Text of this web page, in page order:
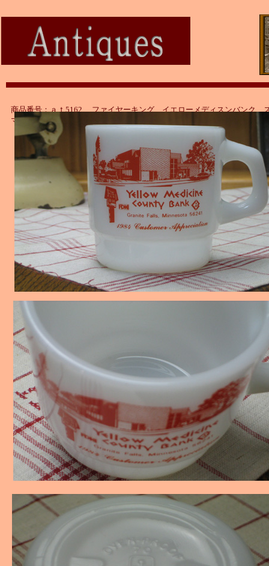
商品番号：ａｔ5162 ファイヤーキング イエローメディスンバンク
マグ